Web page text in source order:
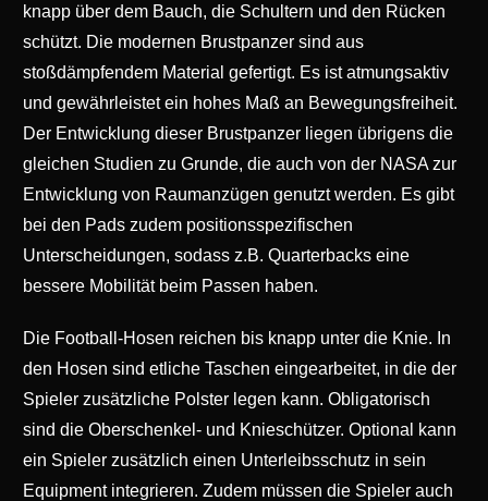
knapp über dem Bauch, die Schultern und den Rücken
schützt. Die modernen Brustpanzer sind aus
stoßdämpfendem Material gefertigt. Es ist atmungsaktiv
und gewährleistet ein hohes Maß an Bewegungsfreiheit.
Der Entwicklung dieser Brustpanzer liegen übrigens die
gleichen Studien zu Grunde, die auch von der NASA zur
Entwicklung von Raumanzügen genutzt werden. Es gibt
bei den Pads zudem positionsspezifischen
Unterscheidungen, sodass z.B. Quarterbacks eine
bessere Mobilität beim Passen haben.
Die Football-Hosen reichen bis knapp unter die Knie. In
den Hosen sind etliche Taschen eingearbeitet, in die der
Spieler zusätzliche Polster legen kann. Obligatorisch
sind die Oberschenkel- und Knieschützer. Optional kann
ein Spieler zusätzlich einen Unterleibsschutz in sein
Equipment integrieren. Zudem müssen die Spieler auch